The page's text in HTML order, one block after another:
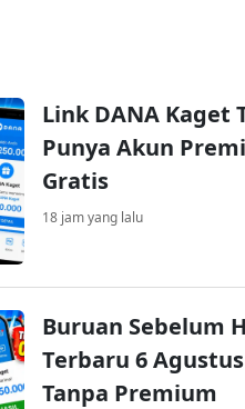
Link DANA Kaget
Punya Akun
Gratis
18 jam yang lalu
Buruan Sebelum
Terbaru 6
Tanpa Premium